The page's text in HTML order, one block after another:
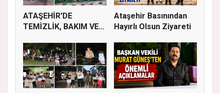
ATAŞEHİR'DE
TEMİZLİK, BAKIM VE
Ataşehir Basınından
Hayırlı Olsun Ziyareti